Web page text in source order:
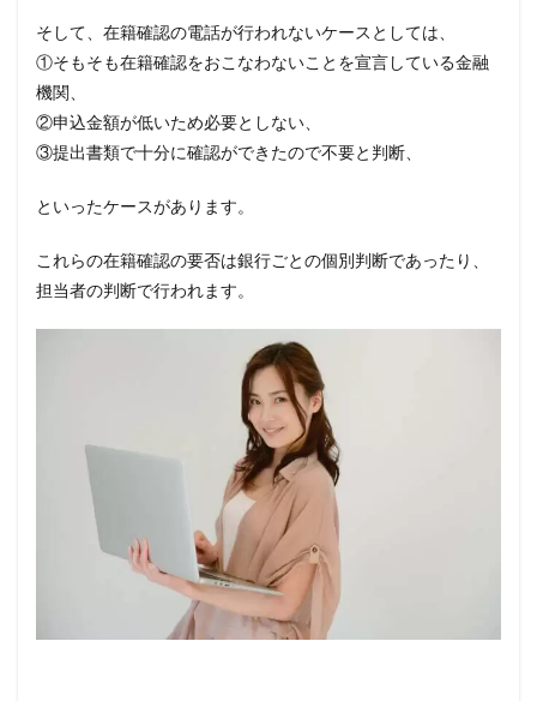
はな
い
の？
7
連絡
なカ
ン
まと
そして、在籍確認の電話が行われないケースとしては、
①そもそも在籍確認をおこなわないことを宣言している金融
機関、
②申込金額が低いため必要としない、
③提出書類で十分に確認ができたので不要と判断、
といったケースがあります。
これらの在籍確認の要否は銀行ごとの個別判断であったり、
担当者の判断で行われます。